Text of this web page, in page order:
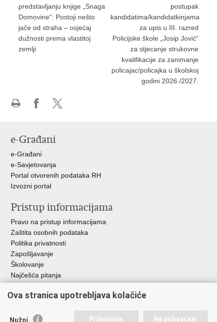
predstavljanju knjige „Snaga
Domovine“: Postoji nešto
jače od straha – osjećaj
dužnosti prema vlastitoj
zemlji
postupak
kandidatima/kandidatkinjama
za upis u III. razred
Policijske škole „Josip Jović“
za stjecanje strukovne
kvalifikacije za zanimanje
policajac/policajka u školskoj
godini 2026./2027.
Facebooku
X-
e-Građani
e-Građani
e-Savjetovanja
Portal otvorenih podataka RH
Izvozni portal
Pristup informacijama
Pravo na pristup informacijama
Zaštita osobnih podataka
Politika privatnosti
Zapošljavanje
Školovanje
Najčešća pitanja
Važne poveznice
Ova stranica upotrebljava kolačiće
Nužni Prihvaćam Ne prihvaćam